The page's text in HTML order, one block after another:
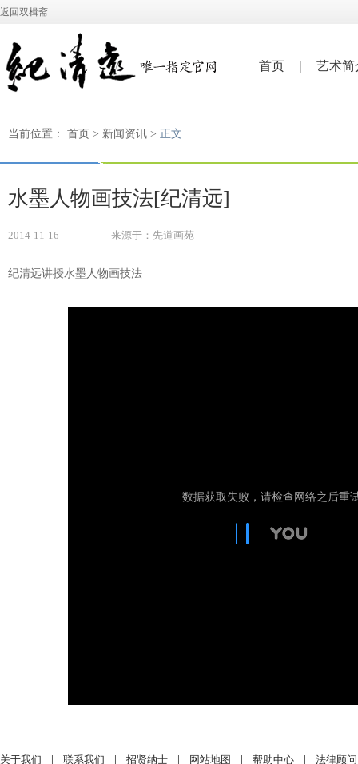
返回双楫斋
首页 艺术简
当前位置： 首页 > 新闻资讯 > 正文
水墨人物画技法[纪清远]
2014-11-16 来源于：先道画苑
纪清远讲授水墨人物画技法
关于我们 | 联系我们 | 招贤纳士 | 网站地图 | 帮助中心 |
法律顾问